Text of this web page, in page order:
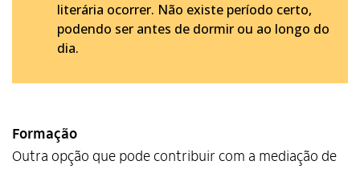
literária ocorrer. Não existe período certo,
podendo ser antes de dormir ou ao longo do
dia.
Formação
Outra opção que pode contribuir com a mediação de